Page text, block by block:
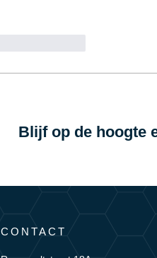
Blijf op de hoogte
CONTACT